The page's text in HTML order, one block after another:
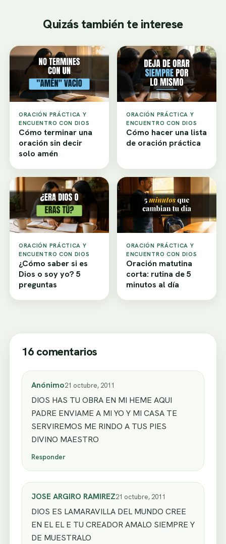
Quizás también te interese
ORACIÓN PRÁCTICA Y
ENCUENTRO CON DIOS
Cómo terminar una
oración sin decir
solo amén
ORACIÓN PRÁCTICA Y
ENCUENTRO CON DIOS
Cómo hacer una lista
de oración práctica
ORACIÓN PRÁCTICA Y
ENCUENTRO CON DIOS
¿Cómo saber si es
Dios o soy yo? 5
preguntas
ORACIÓN PRÁCTICA Y
ENCUENTRO CON DIOS
Oración matutina
corta: rutina de 5
minutos al día
16 comentarios
Anónimo21 octubre, 2011
DIOS HAS TU OBRA EN MI HEME AQUI
PADRE ENVIAME A MI YO Y MI CASA TE
SERVIREMOS ME RINDO A TUS PIES
DIVINO MAESTRO
Responder
JOSE ARGIRO RAMIREZ21 octubre, 2011
DIOS ES LAMARAVILLA DEL MUNDO CREE
EN EL EL E TU CREADOR AMALO SIEMPRE Y
DE MUESTRALO